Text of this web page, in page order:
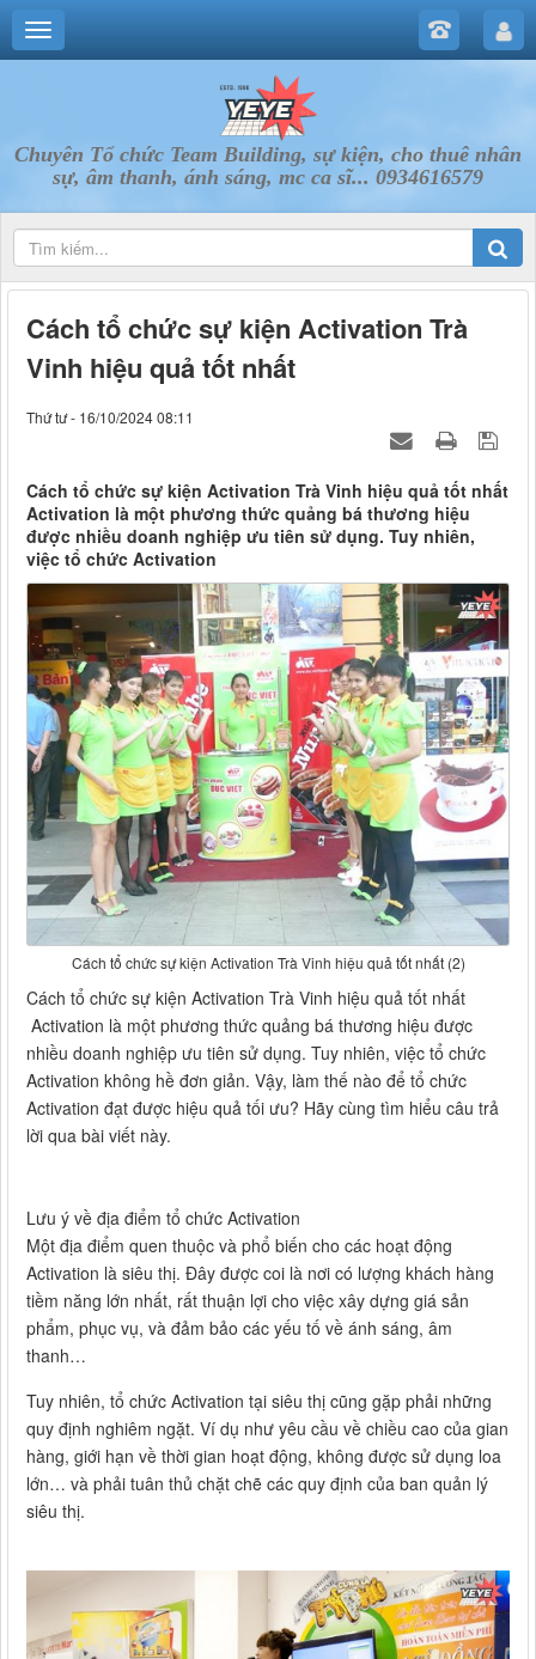
Chuyên Tổ chức Team Building, sự kiện, cho thuê nhân
sự, âm thanh, ánh sáng, mc ca sĩ... 0934616579
Cách tổ chức sự kiện Activation Trà
Vinh hiệu quả tốt nhất
Thứ tư - 16/10/2024 08:11
Cách tổ chức sự kiện Activation Trà Vinh hiệu quả tốt nhất
Activation là một phương thức quảng bá thương hiệu
được nhiều doanh nghiệp ưu tiên sử dụng. Tuy nhiên,
việc tổ chức Activation
Cách tổ chức sự kiện Activation Trà Vinh hiệu quả tốt nhất (2)
Cách tổ chức sự kiện Activation Trà Vinh hiệu quả tốt nhất
Activation là một phương thức quảng bá thương hiệu được
nhiều doanh nghiệp ưu tiên sử dụng. Tuy nhiên, việc tổ chức
Activation không hề đơn giản. Vậy, làm thế nào để tổ chức
Activation đạt được hiệu quả tối ưu? Hãy cùng tìm hiểu câu trả
lời qua bài viết này.
Lưu ý về địa điểm tổ chức Activation
Một địa điểm quen thuộc và phổ biến cho các hoạt động
Activation là siêu thị. Đây được coi là nơi có lượng khách hàng
tiềm năng lớn nhất, rất thuận lợi cho việc xây dựng giá sản
phẩm, phục vụ, và đảm bảo các yếu tố về ánh sáng, âm
thanh…
Tuy nhiên, tổ chức Activation tại siêu thị cũng gặp phải những
quy định nghiêm ngặt. Ví dụ như yêu cầu về chiều cao của gian
hàng, giới hạn về thời gian hoạt động, không được sử dụng loa
lớn… và phải tuân thủ chặt chẽ các quy định của ban quản lý
siêu thị.